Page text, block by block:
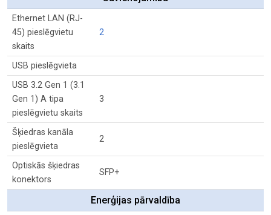
Ethernet LAN (RJ-
45) pieslēgvietu
skaits
2
USB pieslēgvieta
USB 3.2 Gen 1 (3.1
Gen 1) A tipa
pieslēgvietu skaits
3
Šķiedras kanāla
pieslēgvieta
2
Optiskās šķiedras
konektors
SFP+
Enerģijas pārvaldība